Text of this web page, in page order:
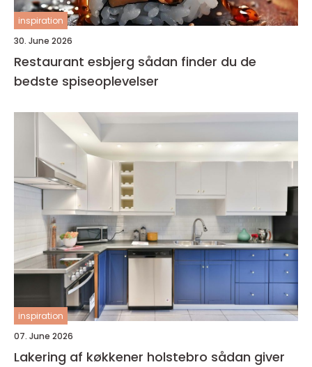
inspiration
30. June 2026
Restaurant esbjerg sådan finder du de
bedste spiseoplevelser
inspiration
07. June 2026
Lakering af køkkener holstebro sådan giver